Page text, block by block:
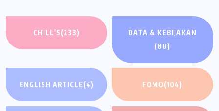
CHILL'S(233)
DATA & KEBIJAKAN
(80)
ENGLISH ARTICLE(4) FOMO(104)